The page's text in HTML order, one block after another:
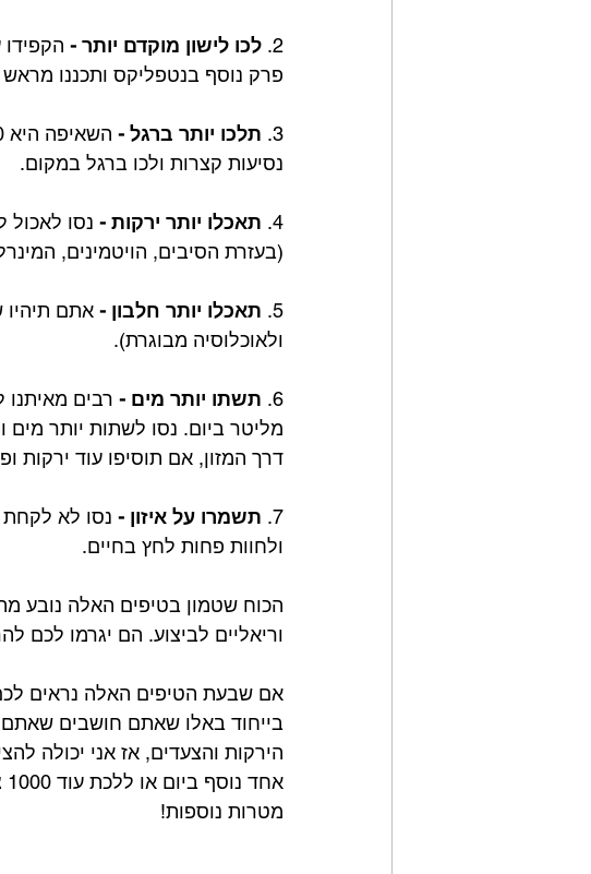
2. לכו לישון מוקדם יותר -
פרק נוסף בנטפליקס ותכננו
3. תלכו יותר ברגל -
נסיעות קצרות ולכו ברגל במקום.
4. תאכלו יותר ירקות -
(בעזרת הסיבים, הויטמינים,
5. תאכלו יותר חלבון - אתם תיהיו
ולאוכלוסיה מבוגרת).
6. תשתו יותר מים - רבים
מליטר ביום. נסו לשתות יותר
דרך המזון, אם תוסיפו עוד ירקות
7. תשמרו על איזון - נסו לא לקחת
ולחוות פחות לחץ בחיים.
הכוח שטמון בטיפים האלה נובע
וריאליים לביצוע. הם יגרמו לכם
אם שבעת הטיפים האלה נראים
בייחוד באלו שאתם חושבים שאתם
הירקות והצעדים, אז אני יכולה
מטרות נוספות!